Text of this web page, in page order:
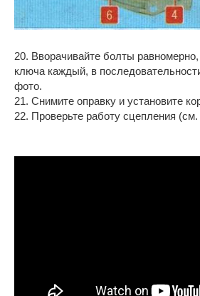
20. Вворачивайте болты
ключа каждый, в
фото.
21. Снимите оправку и установите
22. Проверьте работу сцепления (см.